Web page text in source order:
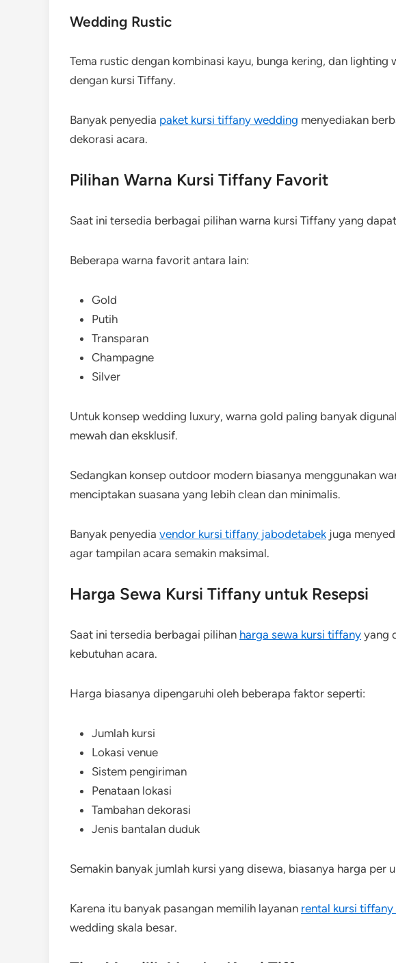
Wedding Rustic
Tema rustic dengan kombinasi kayu, bunga kering, dan
dengan kursi Tiffany.
Banyak penyedia paket kursi tiffany wedding menyediakan
dekorasi acara.
Pilihan Warna Kursi Tiffany Favorit
Saat ini tersedia berbagai pilihan warna kursi Tiffany yang
Beberapa warna favorit antara lain:
Gold
Putih
Transparan
Champagne
Silver
Untuk konsep wedding luxury, warna gold paling banyak
mewah dan eksklusif.
Sedangkan konsep outdoor modern biasanya menggunakan
menciptakan suasana yang lebih clean dan minimalis.
Banyak penyedia vendor kursi tiffany jabodetabek juga
agar tampilan acara semakin maksimal.
Harga Sewa Kursi Tiffany untuk Resepsi
Saat ini tersedia berbagai pilihan harga sewa kursi tiffany yang
kebutuhan acara.
Harga biasanya dipengaruhi oleh beberapa faktor seperti:
Jumlah kursi
Lokasi venue
Sistem pengiriman
Penataan lokasi
Tambahan dekorasi
Jenis bantalan duduk
Semakin banyak jumlah kursi yang disewa, biasanya harga per
Karena itu banyak pasangan memilih layanan rental kursi tiffany
wedding skala besar.